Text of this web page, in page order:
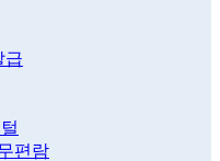
급
편람